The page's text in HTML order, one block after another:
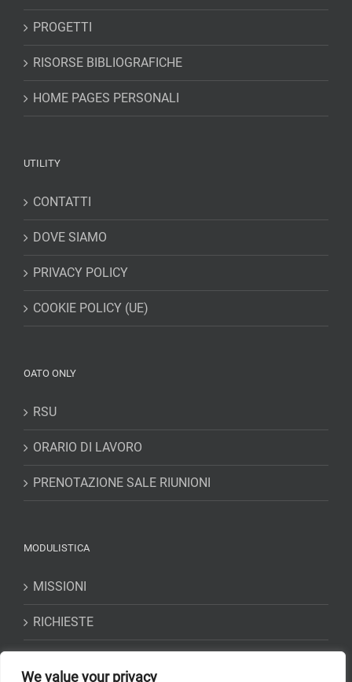
We value your privacy
PROGETTI
RISORSE BIBLIOGRAFICHE
HOME PAGES PERSONALI
UTILITY
CONTATTI
DOVE SIAMO
PRIVACY POLICY
COOKIE POLICY (UE)
OATO ONLY
RSU
ORARIO DI LAVORO
PRENOTAZIONE SALE RIUNIONI
MODULISTICA
MISSIONI
RICHIESTE